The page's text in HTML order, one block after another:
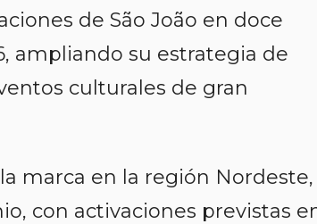
de São João en doce
ampliando su estrategia de
culturales de gran
marca en la región Nordeste,
con activaciones previstas